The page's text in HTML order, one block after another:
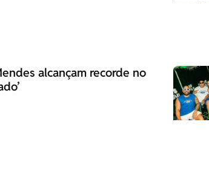
alcançam recorde no